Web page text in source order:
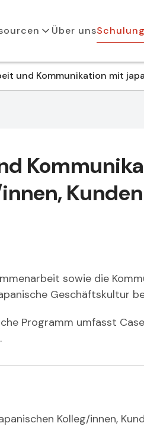
Über uns
und Kommunikation mit
sowie die
Geschäftskultur
Programm umfasst
Kolleg/innen,